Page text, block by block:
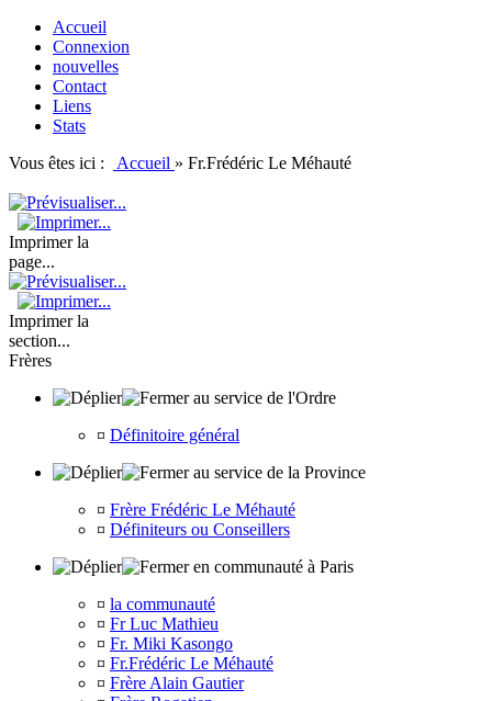
Accueil
Connexion
nouvelles
Contact
Liens
Stats
Vous êtes ici :
Accueil » Fr.Frédéric Le Méhauté
Imprimer la
page...
Imprimer la
section...
Frères
au service de l'Ordre
¤ Définitoire général
au service de la Province
¤ Frère Frédéric Le Méhauté
¤ Définiteurs ou Conseillers
en communauté à Paris
¤ la communauté
¤ Fr Luc Mathieu
¤ Fr. Miki Kasongo
¤ Fr.Frédéric Le Méhauté
¤ Frère Alain Gautier